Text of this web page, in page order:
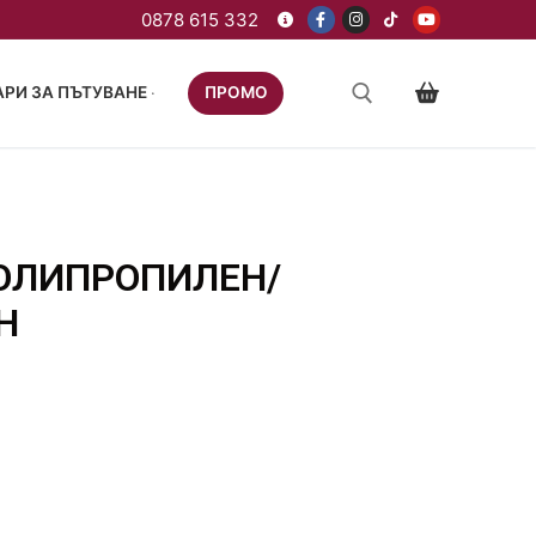
ЗА ПЪТУВАНЕ ПРОМО